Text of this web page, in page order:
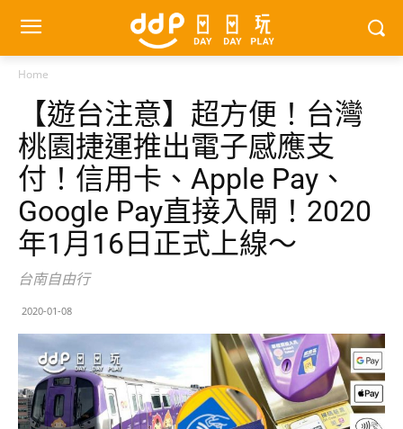
Home
【遊台注意】超方便！台灣
桃園捷運推出電子感應支
付！信用卡、Apple Pay、
Google Pay直接入閘！2020
年1月16日正式上線～
台南自由行
2020-01-08